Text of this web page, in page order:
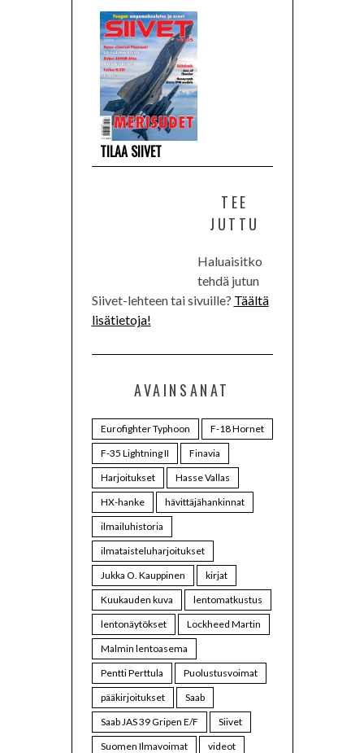
TILAA SIIVET
TEE
JUTTU
Haluaisitko
tehdä jutun
Siivet-lehteen tai sivuille? Täältä
lisätietoja!
AVAINSANAT
Eurofighter Typhoon
F-18 Hornet
F-35 Lightning II
Finavia
Harjoitukset
Hasse Vallas
HX-hanke
hävittäjähankinnat
ilmailuhistoria
ilmataisteluharjoitukset
Jukka O. Kauppinen
kirjat
Kuukauden kuva
lentomatkustus
lentonäytökset
Lockheed Martin
Malmin lentoasema
Pentti Perttula
Puolustusvoimat
pääkirjoitukset
Saab
Saab JAS 39 Gripen E/F
Siivet
Suomen Ilmavoimat
videot